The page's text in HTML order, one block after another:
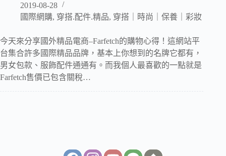
2019-08-28
國際網購, 穿搭.配件.精品, 穿搭｜時尚｜保養｜彩妝
今天來分享國外精品電商–Farfetch的購物心得！這網站平
台集合許多國際精品品牌，基本上你想到的名牌它都有，
男女包款、服飾配件通通有。而我個人最喜歡的一點就是
Farfetch售價已包含關稅…